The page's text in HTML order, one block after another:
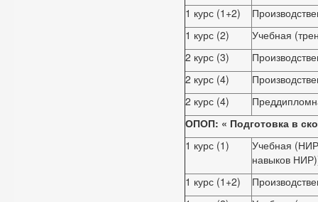
1 курс (1+2)
1 курс (2)
Учебная
2 курс (3)
2 курс (4)
2 курс (4)
ОПОП: « Подготовка в
1 курс (1)
Учебная
навыков
1 курс (1+2)